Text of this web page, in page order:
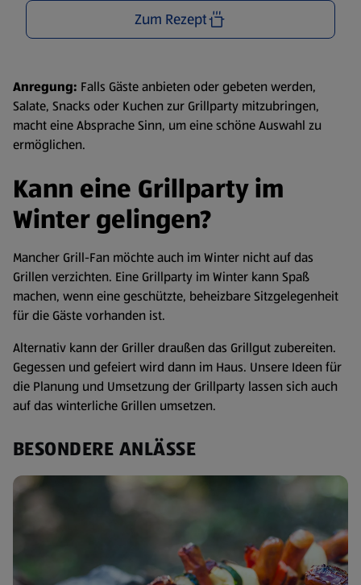
Zum Rezept
Anregung: Falls Gäste anbieten oder gebeten werden,
Salate, Snacks oder Kuchen zur Grillparty mitzubringen,
macht eine Absprache Sinn, um eine schöne Auswahl zu
ermöglichen.
Kann eine Grillparty im
Winter gelingen?
Mancher Grill-Fan möchte auch im Winter nicht auf das
Grillen verzichten. Eine Grillparty im Winter kann Spaß
machen, wenn eine geschützte, beheizbare Sitzgelegenheit
für die Gäste vorhanden ist.
Alternativ kann der Griller draußen das Grillgut zubereiten.
Gegessen und gefeiert wird dann im Haus. Unsere Ideen für
die Planung und Umsetzung der Grillparty lassen sich auch
auf das winterliche Grillen umsetzen.
BESONDERE ANLÄSSE